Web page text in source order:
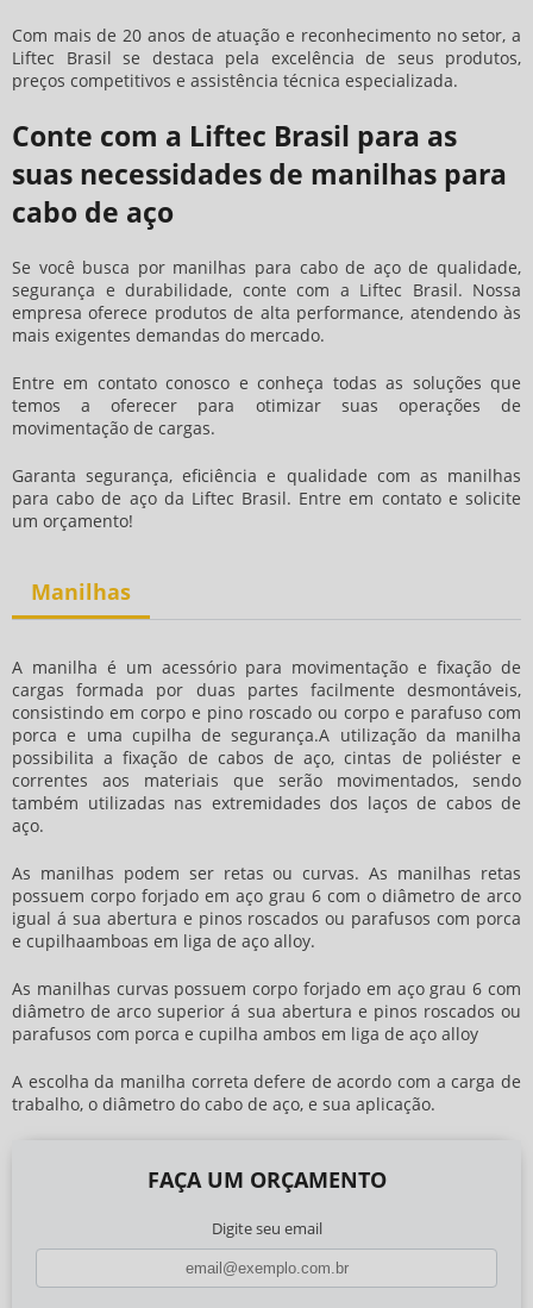
Com mais de 20 anos de atuação e reconhecimento no setor, a
Liftec Brasil se destaca pela excelência de seus produtos,
preços competitivos e assistência técnica especializada.
Conte com a Liftec Brasil para as
suas necessidades de manilhas para
cabo de aço
Se você busca por manilhas para cabo de aço de qualidade,
segurança e durabilidade, conte com a Liftec Brasil. Nossa
empresa oferece produtos de alta performance, atendendo às
mais exigentes demandas do mercado.
Entre em contato conosco e conheça todas as soluções que
temos a oferecer para otimizar suas operações de
movimentação de cargas.
Garanta segurança, eficiência e qualidade com as manilhas
para cabo de aço da Liftec Brasil. Entre em contato e solicite
um orçamento!
Manilhas
A manilha é um acessório para movimentação e fixação de
cargas formada por duas partes facilmente desmontáveis,
consistindo em corpo e pino roscado ou corpo e parafuso com
porca e uma cupilha de segurança.A utilização da manilha
possibilita a fixação de cabos de aço, cintas de poliéster e
correntes aos materiais que serão movimentados, sendo
também utilizadas nas extremidades dos laços de cabos de
aço.
As manilhas podem ser retas ou curvas. As manilhas retas
possuem corpo forjado em aço grau 6 com o diâmetro de arco
igual á sua abertura e pinos roscados ou parafusos com porca
e cupilhaamboas em liga de aço alloy.
As manilhas curvas possuem corpo forjado em aço grau 6 com
diâmetro de arco superior á sua abertura e pinos roscados ou
parafusos com porca e cupilha ambos em liga de aço alloy
A escolha da manilha correta defere de acordo com a carga de
trabalho, o diâmetro do cabo de aço, e sua aplicação.
FAÇA UM ORÇAMENTO
Digite seu email